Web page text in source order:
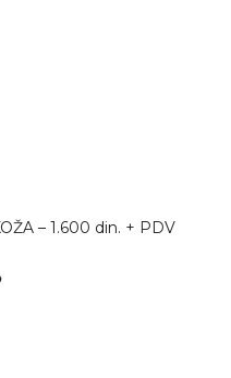
– 1.600 din. + PDV